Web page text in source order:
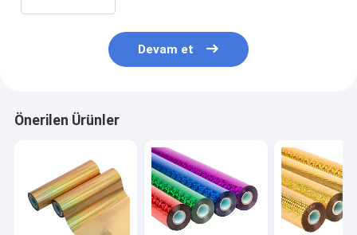
Devam et
Önerilen Ürünler